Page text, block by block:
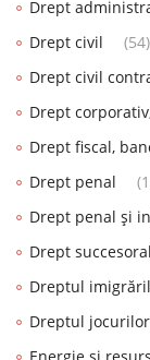
Drept
Drept civil
(54)
Drept civil
Drept
Drept fiscal,
Drept penal
Drept penal și
Drept
Dreptul
Dreptul
Energie și